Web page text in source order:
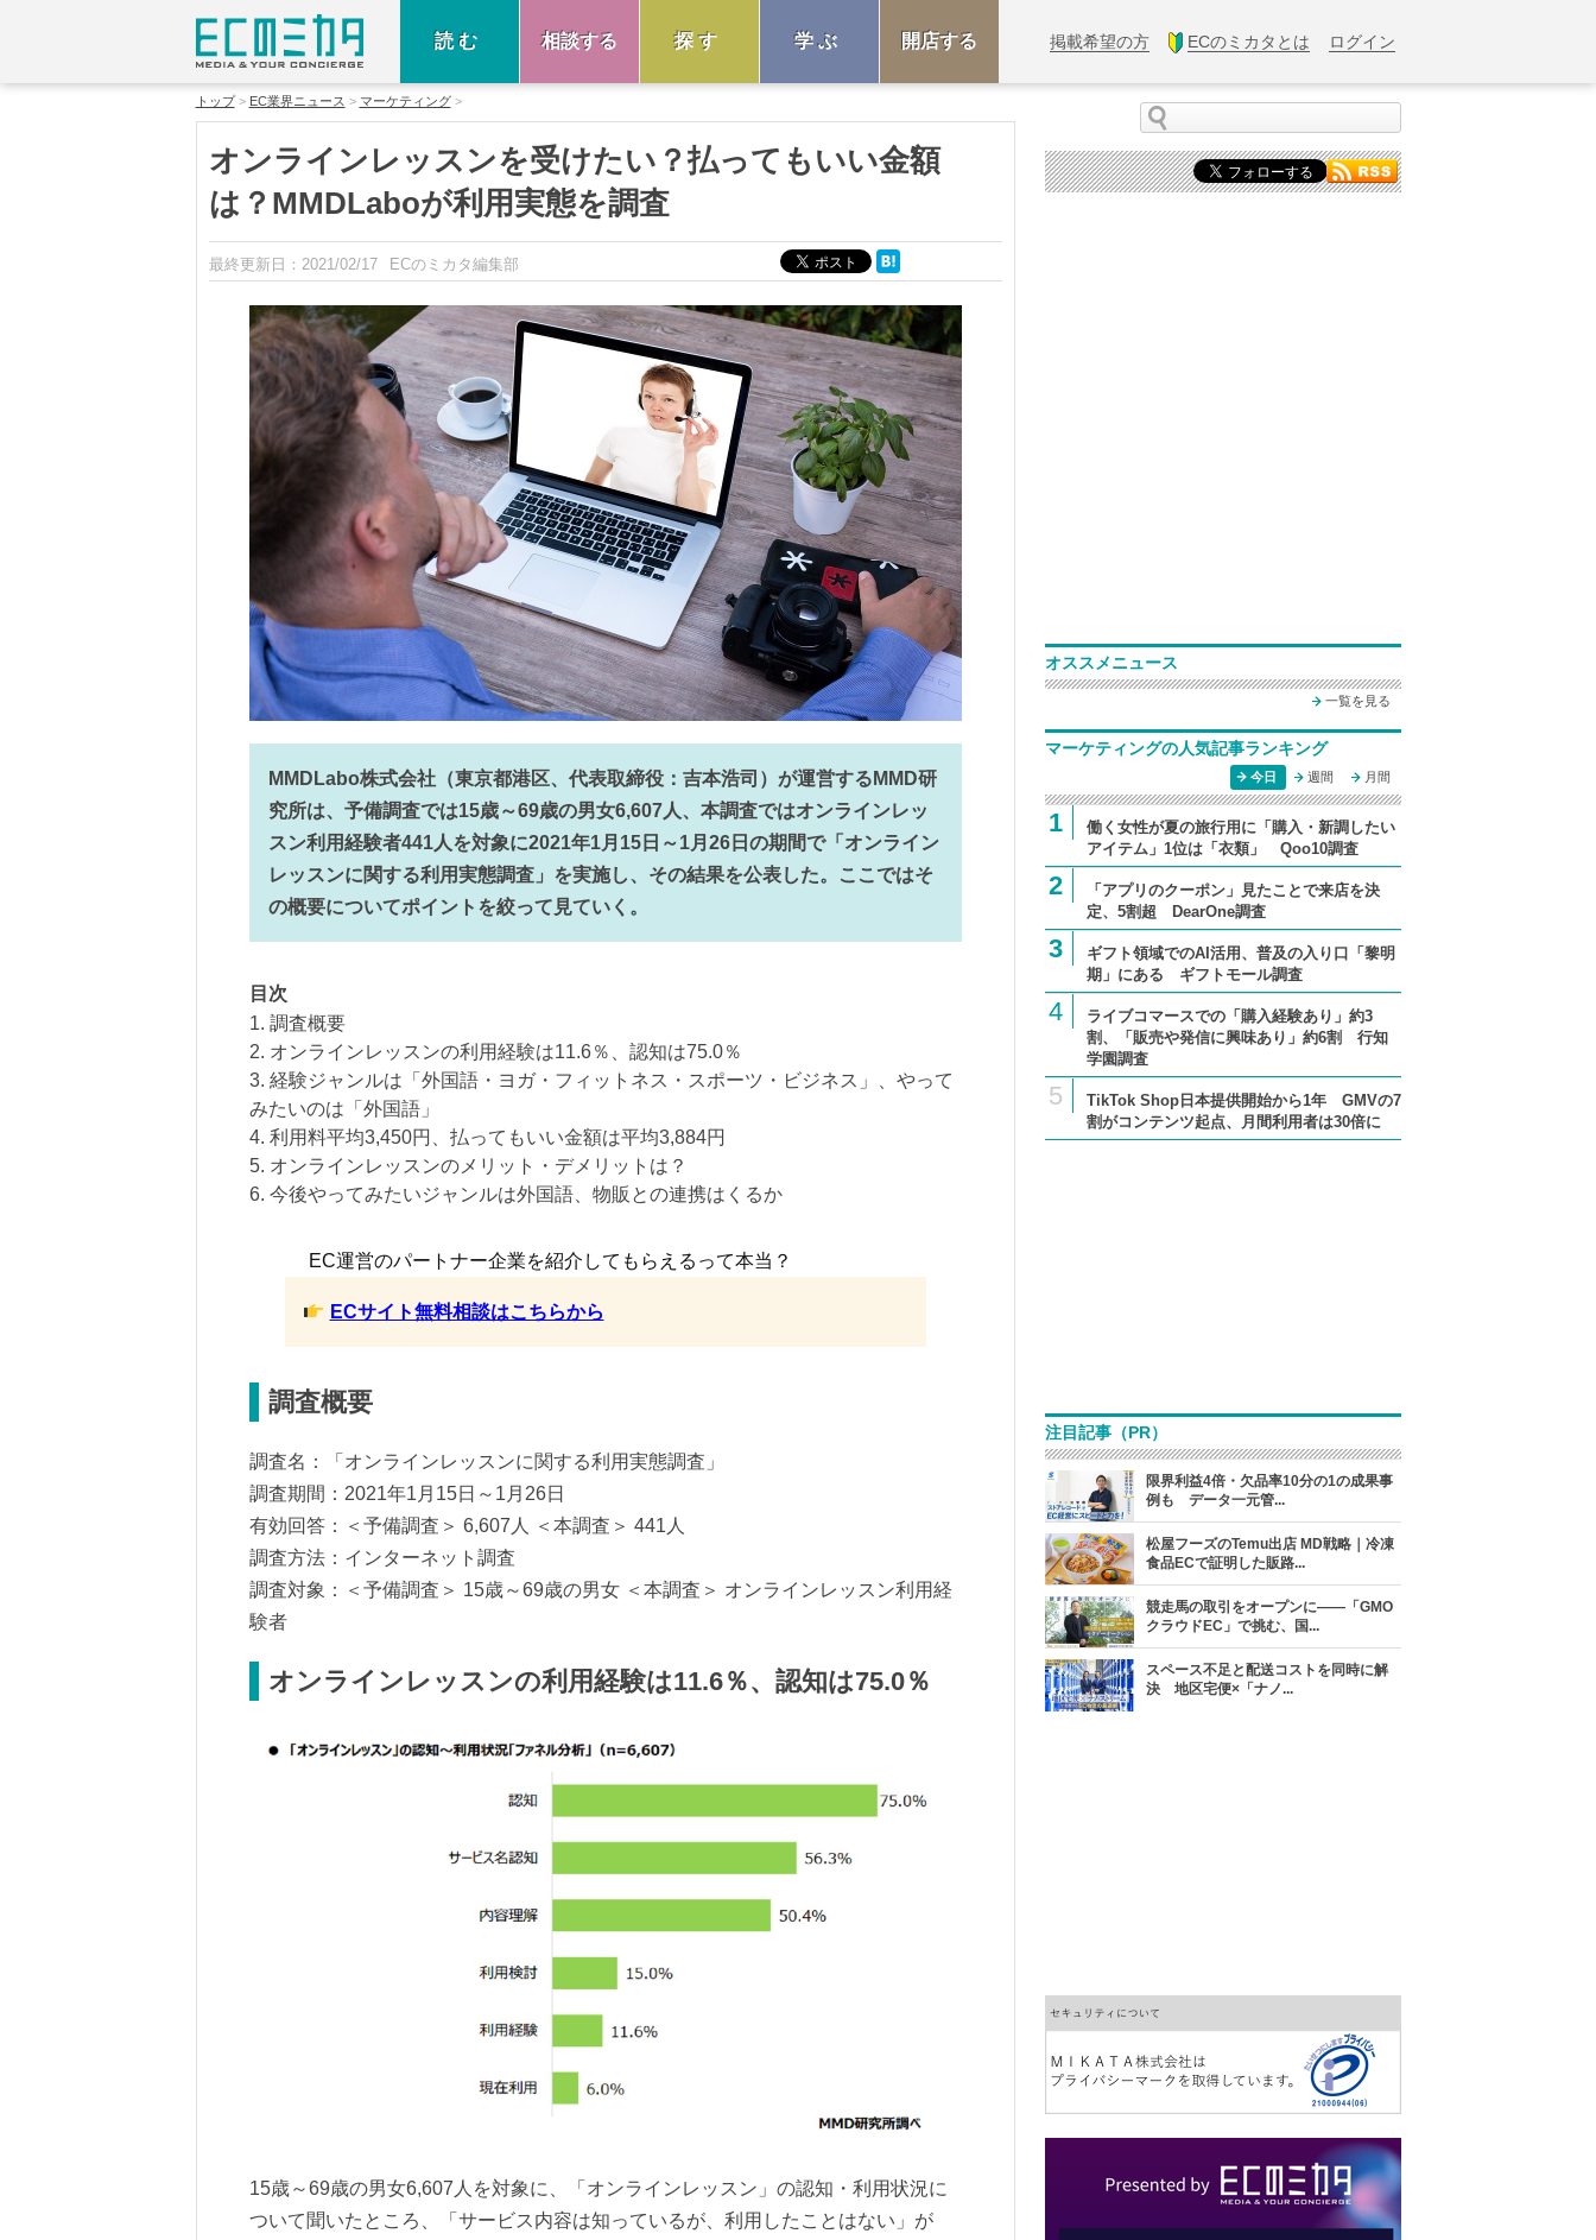
読む 相談する 探す 学ぶ 開店する 掲載希望の方 ECのミカタとは ログイン
トップ EC業界ニュース マーケティング
オンラインレッスンを受けたい？払ってもいい金額
は？MMDLaboが利用実態を調査
最終更新日： 2021/02/17 ECのミカタ編集部
MMDLabo株式会社（東京都港区、代表取締役：吉本浩司）が運営するMMD研
究所は、予備調査では15歳～69歳の男女6,607人、本調査ではオンラインレッ
スン利用経験者441人を対象に2021年1月15日～1月26日の期間で「オンライン
レッスンに関する利用実態調査」を実施し、その結果を公表した。ここではそ
の概要についてポイントを絞って見ていく。
目次
1. 調査概要
2. オンラインレッスンの利用経験は11.6％、認知は75.0％
3. 経験ジャンルは「外国語・ヨガ・フィットネス・スポーツ・ビジネス」、やって
みたいのは「外国語」
4. 利用料平均3,450円、払ってもいい金額は平均3,884円
5. オンラインレッスンのメリット・デメリットは？
6. 今後やってみたいジャンルは外国語、物販との連携はくるか
EC運営のパートナー企業を紹介してもらえるって本当？
ECサイト無料相談はこちらから
調査概要
調査名：「オンラインレッスンに関する利用実態調査」
調査期間：2021年1月15日～1月26日
有効回答：＜予備調査＞ 6,607人 ＜本調査＞ 441人
調査方法：インターネット調査
調査対象：＜予備調査＞ 15歳～69歳の男女 ＜本調査＞ オンラインレッスン利用経
験者
オンラインレッスンの利用経験は11.6％、認知は75.0％
15歳～69歳の男女6,607人を対象に、「オンラインレッスン」の認知・利用状況に
ついて聞いたところ、「サービス内容は知っているが、利用したことはない」が
オススメニュース
一覧を見る
マーケティングの人気記事ランキング
今日 週間 月間
1
働く女性が夏の旅行用に「購入・新調したい
アイテム」1位は「衣類」 Qoo10調査
2
「アプリのクーポン」見たことで来店を決
定、5割超 DearOne調査
3
ギフト領域でのAI活用、普及の入り口「黎明
期」にある ギフトモール調査
4
ライブコマースでの「購入経験あり」約3
割、「販売や発信に興味あり」約6割 行知
学園調査
5
TikTok Shop日本提供開始から1年 GMVの7
割がコンテンツ起点、月間利用者は30倍に
注目記事（PR）
限界利益4倍・欠品率10分の1の成果事
例も データ一元管...
松屋フーズのTemu出店 MD戦略｜冷凍
食品ECで証明した販路...
競走馬の取引をオープンに――「GMO
クラウドEC」で挑む、国...
スペース不足と配送コストを同時に解
決 地区宅便×「ナノ...